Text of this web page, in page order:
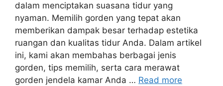
dalam menciptakan suasana tidur yang
nyaman. Memilih gorden yang tepat akan
memberikan dampak besar terhadap estetika
ruangan dan kualitas tidur Anda. Dalam artikel
ini, kami akan membahas berbagai jenis
gorden, tips memilih, serta cara merawat
gorden jendela kamar Anda … Read more